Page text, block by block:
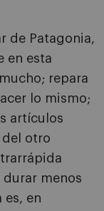
de Patagonia,
en esta
repara
lo mismo;
artículos
del otro
menos
es, en